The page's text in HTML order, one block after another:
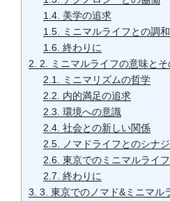
1.4. 美学の追求
1.5.
ミニマルライフとの調和
1.6. 終わりに
2.
2. ミニマルライフの意味と
2.1.
ミニマリズムの哲学
2.2.
内的満足の追求
2.3. 環境への意識
2.4. 社会との新しい関係
2.5.
ノマドライフとのシナ
2.6. 東京でのミニマルライフ
2.7. 終わりに
3. 3. 東京でのノマド&ミニマル